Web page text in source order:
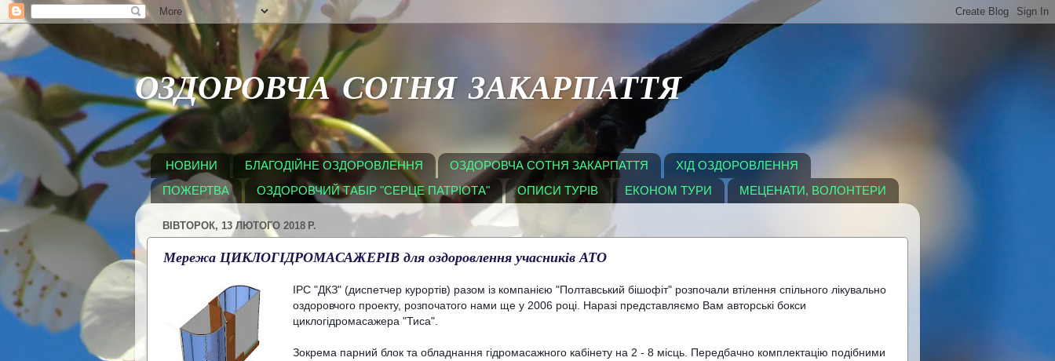
ОЗДОРОВЧА СОТНЯ ЗАКАРПАТТЯ
НОВИНИ БЛАГОДІЙНЕ ОЗДОРОВЛЕННЯ ОЗДОРОВЧА СОТНЯ ЗАКАРПАТТЯ
ХІД ОЗДОРОВЛЕННЯ
ПОЖЕРТВА
ОЗДОРОВЧИЙ ТАБІР "СЕРЦЕ ПАТРІОТА" ОПИСИ ТУРІВ ЕКОНОМ ТУРИ МЕЦЕНАТИ, ВОЛОНТЕРИ
ВІВТОРОК, 13 ЛЮТОГО 2018 Р.
Мережа ЦИКЛОГІДРОМАСАЖЕРІВ для оздоровлення учасників АТО
ІРС "ДКЗ" (диспетчер курортів) разом із компанією "Полтавський бішофіт" розпочали втілення спільного лікувально
оздоровчого проекту, розпочатого нами ще у 2006 році. Наразі представляємо Вам авторські бокси
циклогідромасажера "Тиса".
Зокрема парний блок та обладнання гідромасажного кабінету на 2 - 8 місць. Передбачно комплектацію подібними